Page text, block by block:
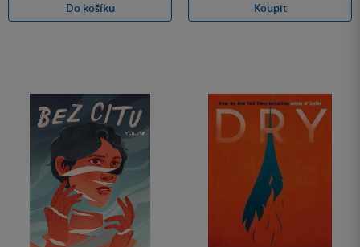
Do košíku
Koupit